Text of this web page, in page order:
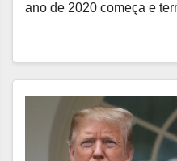
ano de 2020 começa e